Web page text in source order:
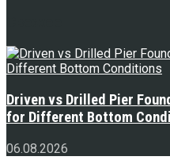
Driven vs Drilled Pier
for Different Bottom
06.08.2026